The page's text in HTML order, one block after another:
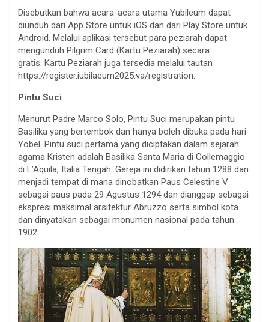
Disebutkan bahwa acara-acara utama Yubileum dapat
diunduh dari App Store untuk iOS dan dari Play Store untuk
Android. Melalui aplikasi tersebut para peziarah dapat
mengunduh Pilgrim Card (Kartu Peziarah) secara
gratis. Kartu Peziarah juga tersedia melalui tautan
https://register.iubilaeum2025.va/registration.
Pintu Suci
Menurut Padre Marco Solo, Pintu Suci merupakan pintu
Basilika yang bertembok dan hanya boleh dibuka pada hari
Yobel. Pintu suci pertama yang diciptakan dalam sejarah
agama Kristen adalah Basilika Santa Maria di Collemaggio
di L’Aquila, Italia Tengah. Gereja ini didirikan tahun 1288 dan
menjadi tempat di mana dinobatkan Paus Celestine V
sebagai paus pada 29 Agustus 1294 dan dianggap sebagai
ekspresi maksimal arsitektur Abruzzo serta simbol kota
dan dinyatakan sebagai monumen nasional pada tahun
1902.